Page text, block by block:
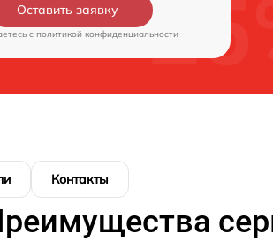
Оставить заявку
c политикой конфиденциальности
Контакты